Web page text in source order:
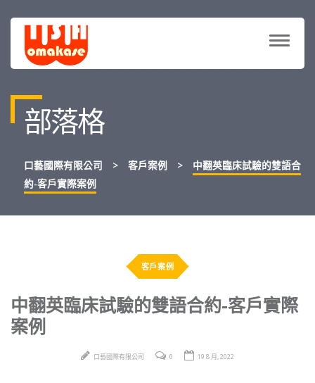
部落格
口藝國際有限公司 > 客戶案例 >
中翻英臨床試驗的雙語合
約-客戶實際案例
客戶案例
中翻英臨床試驗的雙語合約-客戶實際
案例
口藝國際有限公司 0 19 8 月, 2022